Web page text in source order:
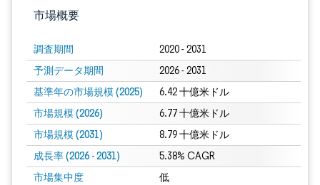
市場概要
調査期間 2020 - 2031
予測データ期間 2026 - 2031
基準年の市場規模 (2025) 6.42 十億米ドル
市場規模 (2026) 6.77 十億米ドル
市場規模 (2031) 8.79 十億米ドル
成長率 (2026 - 2031) 5.38% CAGR
市場集中度 低